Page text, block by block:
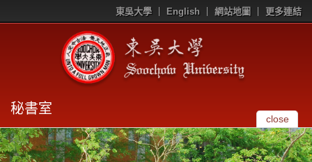
東吳大學 English 網站地圖 更多連結
秘書室
close